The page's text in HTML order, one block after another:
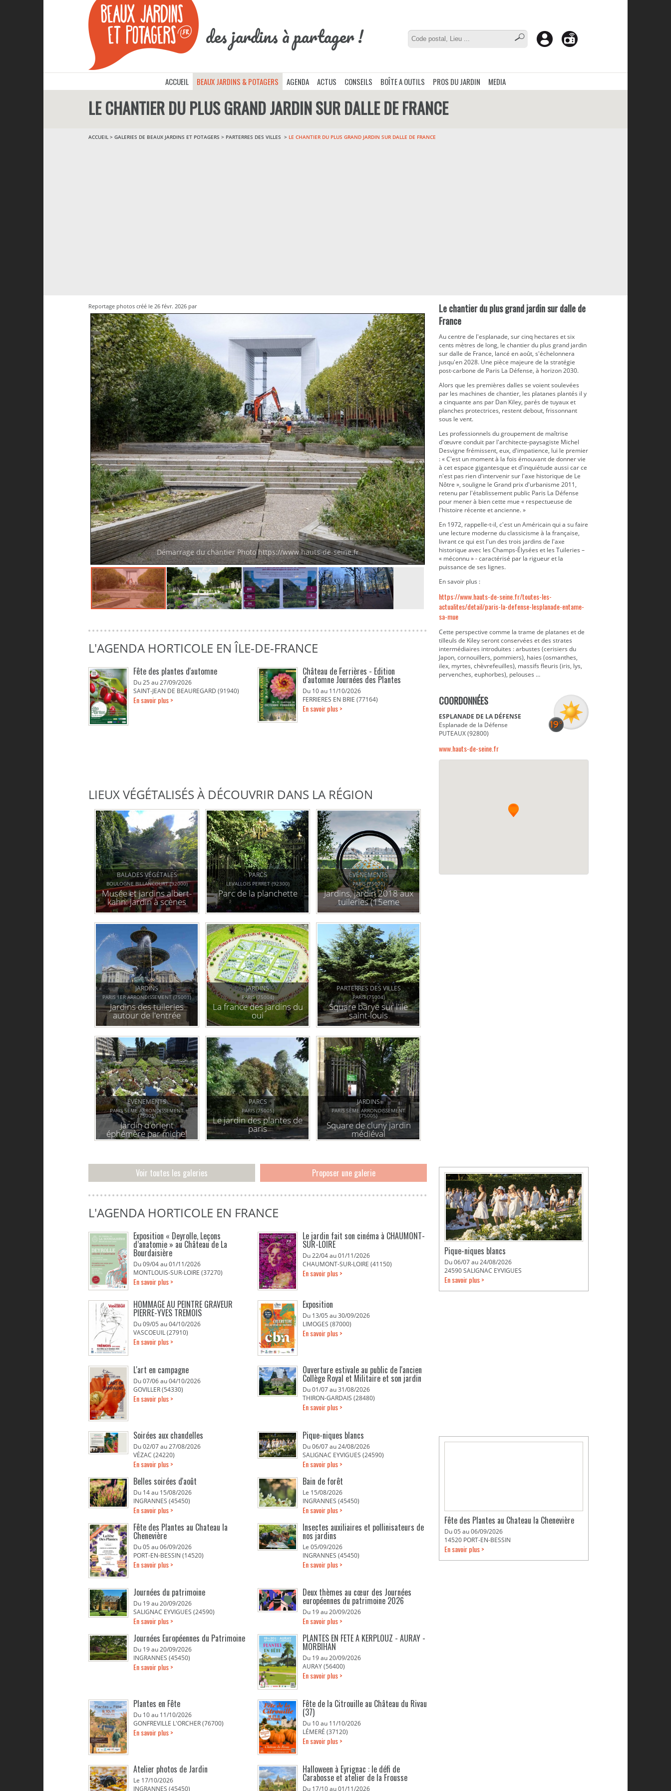
des jardins à partager !
ACCUEIL BEAUX JARDINS & POTAGERS AGENDA ACTUS CONSEILS BOÎTE A OUTILS PROS DU JARDIN MEDIA
LE CHANTIER DU PLUS GRAND JARDIN SUR DALLE DE FRANCE
ACCUEIL > GALERIES DE BEAUX JARDINS ET POTAGERS > PARTERRES DES VILLES LE CHANTIER DU PLUS GRAND JARDIN SUR DALLE DE FRANCE
Reportage photos créé le 26 févr. 2026 par
Démarrage du chantier Photo https://www.hauts-de-seine.fr Photo : https://www.hauts-de-seine.fr
Le chantier du plus grand jardin sur dalle de
France
Au centre de l'esplanade, sur cinq hectares et six
cents mètres de long, le chantier du plus grand jardin
sur dalle de France, lancé en août, s'échelonnera
jusqu'en 2028. Une pièce majeure de la stratégie
post-carbone de Paris La Défense, à horizon 2030.
Alors que les premières dalles se voient soulevées
par les machines de chantier, les platanes plantés il y
a cinquante ans par Dan Kiley, parés de tuyaux et
planches protectrices, restent debout, frissonnant
sous le vent.
Les professionnels du groupement de maîtrise
d'œuvre conduit par l'architecte-paysagiste Michel
Desvigne frémissent, eux, d'impatience, lui le premier
: « C'est un moment à la fois émouvant de donner vie
à cet espace gigantesque et d'inquiétude aussi car ce
n'est pas rien d'intervenir sur l'axe historique de Le
Nôtre », souligne le Grand prix d'urbanisme 2011,
retenu par l'établissement public Paris La Défense
pour mener à bien cette mue « respectueuse de
l'histoire récente et ancienne. »
En 1972, rappelle-t-il, c'est un Américain qui a su faire
une lecture moderne du classicisme à la française,
livrant ce qui est l'un des trois jardins de l'axe
historique avec les Champs-Élysées et les Tuileries –
« méconnu » - caractérisé par la rigueur et la
puissance de ses lignes.
En savoir plus :
https://www.hauts-de-seine.fr/toutes-les-
actualites/detail/paris-la-defense-lesplanade-entame-
sa-mue
Cette perspective comme la trame de platanes et de
tilleuls de Kiley seront conservées et des strates
intermédiaires introduites : arbustes (cerisiers du
Japon, cornouillers, pommiers), haies (osmanthes,
ilex, myrtes, chèvrefeuilles), massifs fleuris (iris, lys,
pervenches, euphorbes), pelouses …
COORDONNÉES
ESPLANADE DE LA DÉFENSE
Esplanade de la Défense
PUTEAUX (92800)
www.hauts-de-seine.fr
L'AGENDA HORTICOLE EN ÎLE-DE-FRANCE
Fête des plantes d'automne
Du 25 au 27/09/2026
SAINT-JEAN DE BEAUREGARD (91940)
En savoir plus >
Château de Ferrières - Edition
d'automne Journées des Plantes
Du 10 au 11/10/2026
FERRIERES EN BRIE (77164)
En savoir plus >
LIEUX VÉGÉTALISÉS À DÉCOUVRIR DANS LA RÉGION
BALADES VÉGÉTALES
BOULOGNE BILLANCOURT (92000)
Musée et jardins albert-
kahn: jardin à scènes
paysagères
PARCS
LEVALLOIS PERRET (92300)
Parc de la planchette
ÉVÉNEMENTS
PARIS (75001)
Jardins, jardin 2018 aux
tuileries (15eme
édition) : expérience(s)
JARDINS
PARIS 1ER ARRONDISSEMENT (75001)
Jardins des tuileries
autour de l'entrée
"poterne de l'orangerie"
JARDINS
PARIS (75004)
La france des jardins du
oui
PARTERRES DES VILLES
PARIS (75004)
Square barye sur l'ile
saint-louis
ÉVÉNEMENTS
PARIS 5ÈME ARRONDISSEMENT
(75005)
Jardin d'orient
éphémère par michel
péna
PARCS
PARIS (75005)
Le jardin des plantes de
paris
JARDINS
PARIS 5ÈME ARRONDISSEMENT
(75005)
Square de cluny jardin
médiéval
Voir toutes les galeries Proposer une galerie
L'AGENDA HORTICOLE EN FRANCE
Exposition « Deyrolle, Leçons
d’anatomie » au Château de La
Bourdaisière
Du 09/04 au 01/11/2026
MONTLOUIS-SUR-LOIRE (37270)
En savoir plus >
Le jardin fait son cinéma à CHAUMONT-
SUR-LOIRE
Du 22/04 au 01/11/2026
CHAUMONT-SUR-LOIRE (41150)
En savoir plus >
HOMMAGE AU PEINTRE GRAVEUR
PIERRE-YVES TREMOIS
Du 09/05 au 04/10/2026
VASCOEUIL (27910)
En savoir plus >
Exposition
Du 13/05 au 30/09/2026
LIMOGES (87000)
En savoir plus >
L'art en campagne
Du 07/06 au 04/10/2026
GOVILLER (54330)
En savoir plus >
Ouverture estivale au public de l'ancien
Collège Royal et Militaire et son jardin
Du 01/07 au 31/08/2026
THIRON-GARDAIS (28480)
En savoir plus >
Soirées aux chandelles
Du 02/07 au 27/08/2026
VÉZAC (24220)
En savoir plus >
Pique-niques blancs
Du 06/07 au 24/08/2026
SALIGNAC EYVIGUES (24590)
En savoir plus >
Belles soirées d'août
Du 14 au 15/08/2026
INGRANNES (45450)
En savoir plus >
Bain de forêt
Le 15/08/2026
INGRANNES (45450)
En savoir plus >
Fête des Plantes au Chateau la
Chenevière
Du 05 au 06/09/2026
PORT-EN-BESSIN (14520)
En savoir plus >
Insectes auxiliaires et pollinisateurs de
nos jardins
Le 05/09/2026
INGRANNES (45450)
En savoir plus >
Journées du patrimoine
Du 19 au 20/09/2026
SALIGNAC EYVIGUES (24590)
En savoir plus >
Deux thèmes au cœur des Journées
européennes du patrimoine 2026
Du 19 au 20/09/2026
En savoir plus >
Journées Européennes du Patrimoine
Du 19 au 20/09/2026
INGRANNES (45450)
En savoir plus >
PLANTES EN FETE A KERPLOUZ - AURAY -
MORBIHAN
Du 19 au 20/09/2026
AURAY (56400)
En savoir plus >
Plantes en Fête
Du 10 au 11/10/2026
GONFREVILLE L'ORCHER (76700)
En savoir plus >
Fête de la Citrouille au Château du Rivau
(37)
Du 10 au 11/10/2026
LÉMERÉ (37120)
En savoir plus >
Atelier photos de Jardin
Le 17/10/2026
INGRANNES (45450)
Halloween à Eyrignac : le défi de
Carabosse et atelier de la Frousse
Du 17/10 au 01/11/2026
Pique-niques blancs
Du 06/07 au 24/08/2026
24590 SALIGNAC EYVIGUES
En savoir plus >
Fête des Plantes au Chateau la Chenevière
Du 05 au 06/09/2026
14520 PORT-EN-BESSIN
En savoir plus >